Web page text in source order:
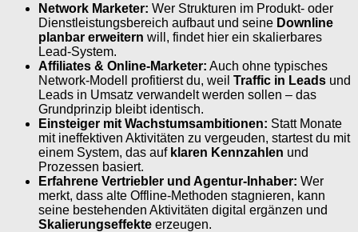
Network Marketer: Wer Strukturen im Produkt- oder
Dienstleistungsbereich aufbaut und seine Downline
planbar erweitern will, findet hier ein skalierbares
Lead-System.
Affiliates & Online-Marketer: Auch ohne typisches
Network-Modell profitierst du, weil Traffic in Leads und
Leads in Umsatz verwandelt werden sollen – das
Grundprinzip bleibt identisch.
Einsteiger mit Wachstumsambitionen: Statt Monate
mit ineffektiven Aktivitäten zu vergeuden, startest du mit
einem System, das auf klaren Kennzahlen und
Prozessen basiert.
Erfahrene Vertriebler und Agentur-Inhaber: Wer
merkt, dass alte Offline-Methoden stagnieren, kann
seine bestehenden Aktivitäten digital ergänzen und
Skalierungseffekte erzeugen.